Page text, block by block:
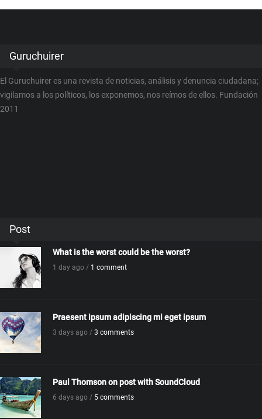
Guruchuirer
El Guruchuirer es una revista de noticias, análisis y denuncia ciudadana;
vigilamos a los políticos, los exponemos, nos reímos de ellos. Fundación
2011
Post
What is the worst could be the worst?
1 day ago / 1 comment
Praesent ipsum adipiscing mi eget ipsum
3 days ago / 3 comments
Paul Thomson on post with SoundCloud
6 days ago / 5 comments